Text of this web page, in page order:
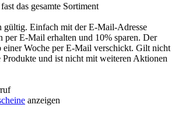
das gesamte Sortiment
Einfach mit der E-Mail-Adresse
per E-Mail erhalten und 10% sparen. Der
einer Woche per E-Mail verschickt. Gilt nicht
Produkte und ist nicht mit weiteren Aktionen
anzeigen